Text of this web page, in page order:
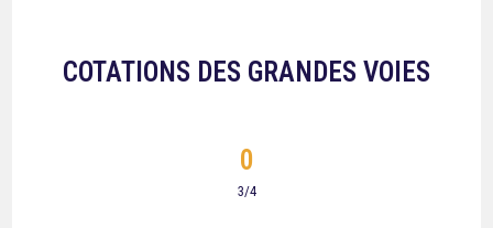
COTATIONS DES GRANDES VOIES
3/4
0